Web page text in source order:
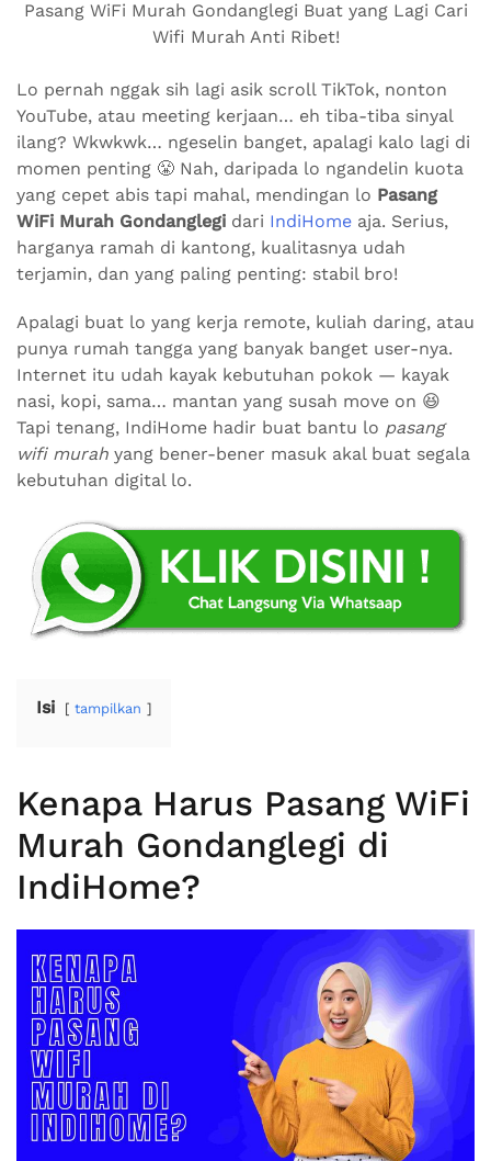
Pasang WiFi Murah Gondanglegi Buat yang Lagi Cari
Wifi Murah Anti Ribet!
Lo pernah nggak sih lagi asik scroll TikTok, nonton
YouTube, atau meeting kerjaan… eh tiba-tiba sinyal
ilang? Wkwkwk… ngeselin banget, apalagi kalo lagi di
momen penting 😤 Nah, daripada lo ngandelin kuota
yang cepet abis tapi mahal, mendingan lo Pasang
WiFi Murah Gondanglegi dari IndiHome aja. Serius,
harganya ramah di kantong, kualitasnya udah
terjamin, dan yang paling penting: stabil bro!
Apalagi buat lo yang kerja remote, kuliah daring, atau
punya rumah tangga yang banyak banget user-nya.
Internet itu udah kayak kebutuhan pokok — kayak
nasi, kopi, sama… mantan yang susah move on 😆
Tapi tenang, IndiHome hadir buat bantu lo pasang
wifi murah yang bener-bener masuk akal buat segala
kebutuhan digital lo.
Isi tampilkan
Kenapa Harus Pasang WiFi
Murah Gondanglegi di
IndiHome?